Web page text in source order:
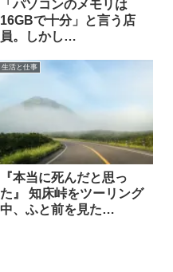
「パソコンのメモリは
16GBで十分」と言う店
員。しかし…
生活と仕事
『本当に死んだと思っ
た』 知床峠をツーリング
中、ふと前を見た